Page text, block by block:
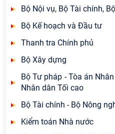
Bộ Nội vụ, Bộ Tài chính,
Bộ Kế hoạch và Đầu tư
Thanh tra Chính phủ
Bộ Xây dựng
Bộ Tư pháp - Tòa án
Nhân dân Tối cao
Bộ Tài chính - Bộ Nông
Kiểm toán Nhà nước